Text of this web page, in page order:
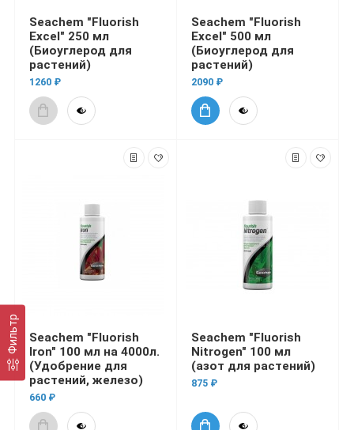
Фильтр
Seachem "Fluorish
Excel" 250 мл
(Биоуглерод для
растений)
1260 ₽
Seachem "Fluorish
Excel" 500 мл
(Биоуглерод для
растений)
2090 ₽
Seachem "Fluorish
Iron" 100 мл на 4000л.
(Удобрение для
растений, железо)
660 ₽
Seachem "Fluorish
Nitrogen" 100 мл
(азот для растений)
875 ₽